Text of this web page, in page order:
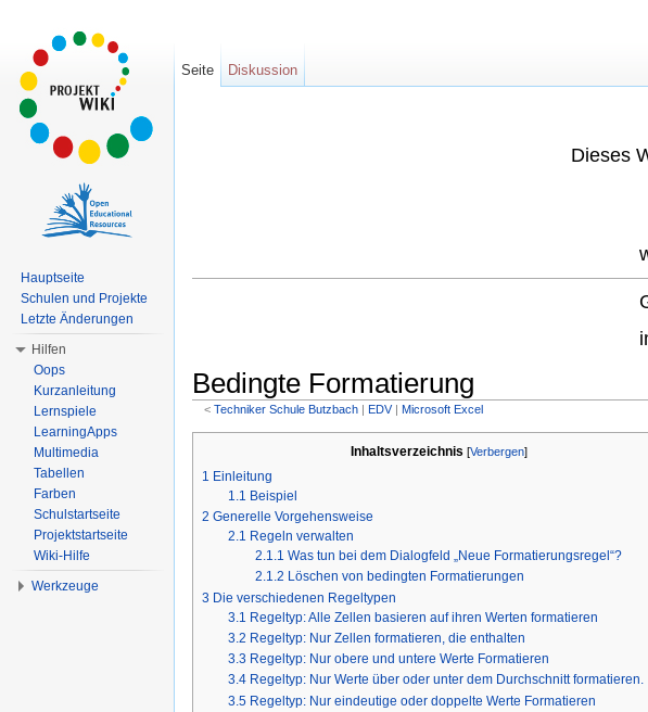
Dieses
Bedingte Formatierung
< Techniker Schule Butzbach‎ | EDV‎ | Microsoft Excel
Inhaltsverzeichnis [Verbergen]
1 Einleitung
1.1 Beispiel
2 Generelle Vorgehensweise
2.1 Regeln verwalten
2.1.1 Was tun bei dem Dialogfeld „Neue Formatierungsregel“?
2.1.2 Löschen von bedingten Formatierungen
3 Die verschiedenen Regeltypen
3.1 Regeltyp: Alle Zellen basieren auf ihren Werten formatieren
3.2 Regeltyp: Nur Zellen formatieren, die enthalten
3.3 Regeltyp: Nur obere und untere Werte Formatieren
3.4 Regeltyp: Nur Werte über oder unter dem Durchschnitt formatieren.
3.5 Regeltyp: Nur eindeutige oder doppelte Werte Formatieren
Seite Diskussion
Hauptseite
Schulen und Projekte
Letzte Änderungen
Hilfen
Oops
Kurzanleitung
Lernspiele
LearningApps
Multimedia
Tabellen
Farben
Schulstartseite
Projektstartseite
Wiki-Hilfe
Werkzeuge